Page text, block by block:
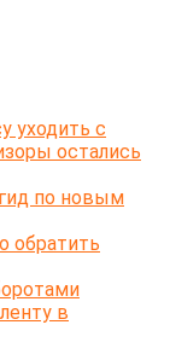
уходить с
остались
по новым
обратить
в